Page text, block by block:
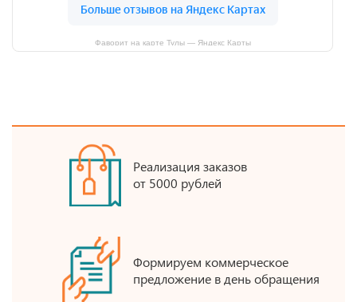
Фаворит на карте Тулы — Яндекс Карты
Реализация заказов
от 5000 рублей
Формируем коммерческое
предложение в день обращения